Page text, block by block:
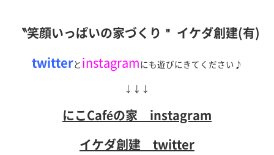
〝笑顔いっぱいの家づくり＂ イケダ創建(有)
twitterと instagramにも遊びにきてください♪
↓↓↓
にこCaféの家 instagram
イケダ創建 twitter